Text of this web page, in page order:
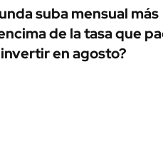
AUTOS
suba mensual más
de la tasa que
en agosto?